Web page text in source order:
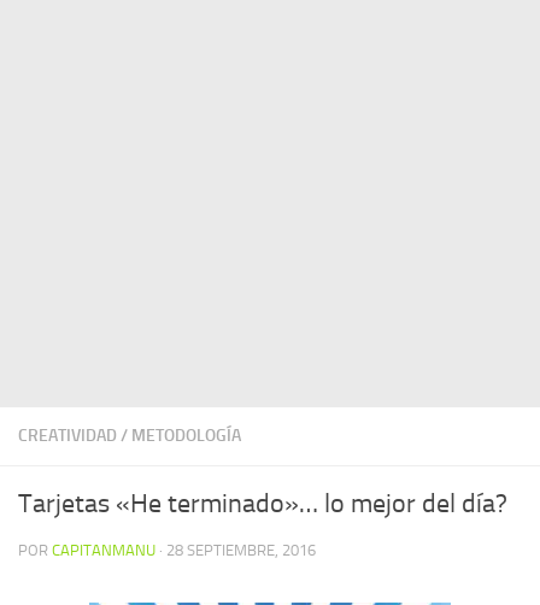
CREATIVIDAD / METODOLOGÍA
Tarjetas «He terminado»… lo mejor del día?
POR CAPITANMANU · 28 SEPTIEMBRE, 2016